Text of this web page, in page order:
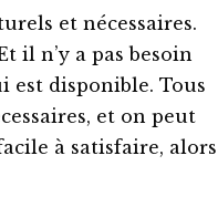
et nécessaires.
il n’y a pas besoin
est disponible. Tous
et on peut
à satisfaire, alors